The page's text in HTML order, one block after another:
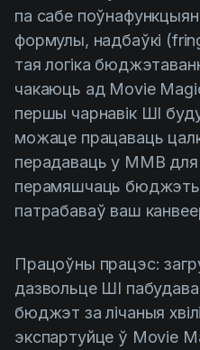
па сабе
формулы, надбаўкі
тая логіка
чакаюць ад Movie
першы чарнавік ШІ
можаце працаваць
перадаваць у MMB
перамяшчаць бюджэты
патрабаваў ваш
Працоўны працэс:
дазвольце ШІ
бюджэт за лічаныя
экспартуйце ў Movie